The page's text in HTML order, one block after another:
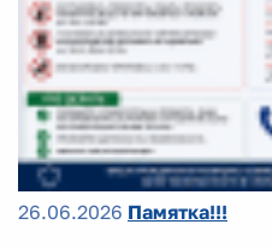
26.06.2026 Памятка!!!